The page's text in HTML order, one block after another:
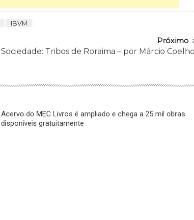
IBVM
Próximo
Sociedade: Tribos de Roraima – por Márcio
Acervo do MEC Livros é ampliado e chega a 25 mil obras
disponíveis gratuitamente